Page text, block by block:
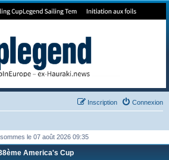
Europe
Connexion
Inscription
le 07 août 2026 09:35
America's Cup